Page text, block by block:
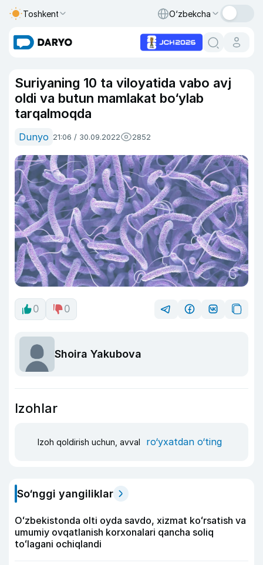
Toshkent O‘zbekcha
Suriyaning 10 ta viloyatida vabo avj
oldi va butun mamlakat bo‘ylab
tarqalmoqda
Dunyo 21:06 / 30.09.2022 2852
0 0
Shoira Yakubova
Izohlar
Izoh qoldirish uchun, avval ro‘yxatdan o‘ting
So‘nggi yangiliklar
Oʻzbekistonda olti oyda savdo, xizmat koʻrsatish va
umumiy ovqatlanish korxonalari qancha soliq
toʻlagani ochiqlandi